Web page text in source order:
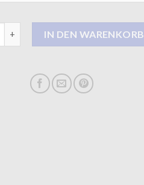
IN DEN WARENKORB